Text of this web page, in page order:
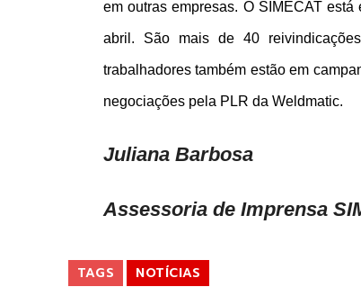
em outras empresas. O SIMECAT
abril. São mais de 40
trabalhadores também estão em
negociações pela PLR da Weldmatic.
Juliana Barbosa
Assessoria de Imprensa
TAGS NOTÍCIAS